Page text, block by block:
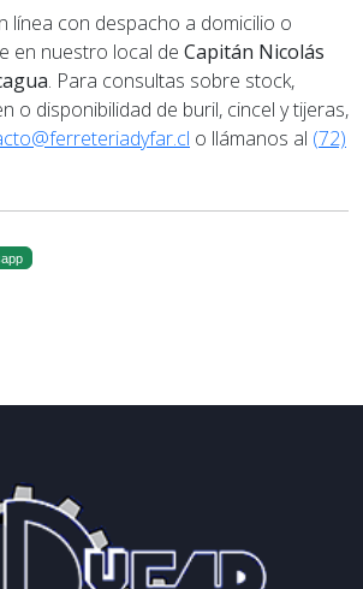
línea con despacho a domicilio o
en nuestro local de Capitán Nicolás
. Para consultas sobre stock,
o disponibilidad de buril, cincel y tijeras,
o llámanos al (72)